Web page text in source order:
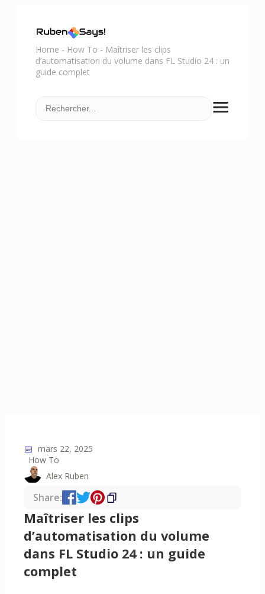
Home - How To - Maîtriser les clips
d’automatisation du volume dans FL Studio 24 : un
guide complet
📅 mars 22, 2025
How To
Alex Ruben
Share:
Maîtriser les clips
d’automatisation du volume
dans FL Studio 24 : un guide
complet